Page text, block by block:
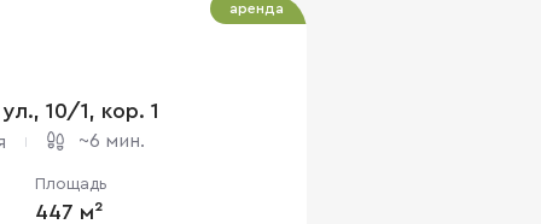
10/1, кор. 1
~6 мин.
Площадь
447 м²
аренда